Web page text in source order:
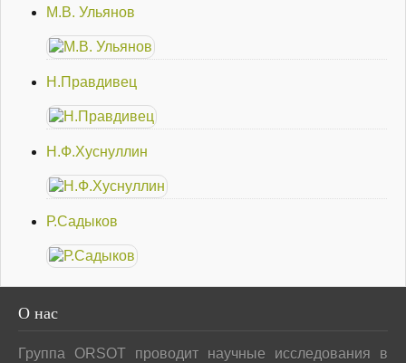
М.В. Ульянов
Н.Правдивец
Н.Ф.Хуснуллин
Р.Садыков
О нас
Группа ORSOT проводит научные исследования в